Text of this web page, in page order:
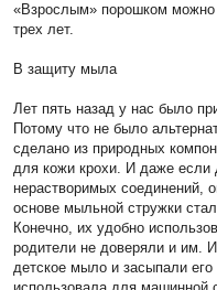
«Взрослым» порошком можно
трех лет.
В защиту мыла
Лет пять назад у нас было
Потому что не было
сделано из природных
для кожи крохи. И даже если
нерастворимых соединений,
основе мыльной стружки
Конечно, их удобно
родители не доверяли и им.
детское мыло и засыпали